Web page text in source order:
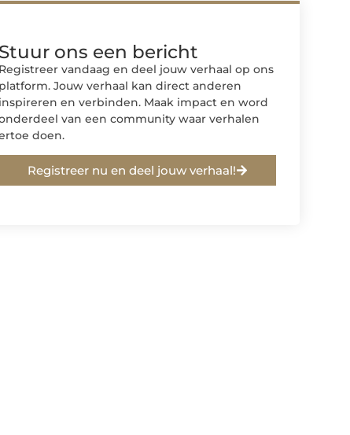
Stuur ons een bericht
Registreer vandaag en deel jouw verhaal op ons
platform. Jouw verhaal kan direct anderen
inspireren en verbinden. Maak impact en word
van een community waar verhalen
doen.
Registreer nu en deel jouw verhaal!